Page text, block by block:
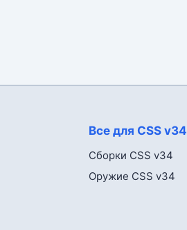
Все для CSS v34
Сборки CSS v34
Оружие CSS v34